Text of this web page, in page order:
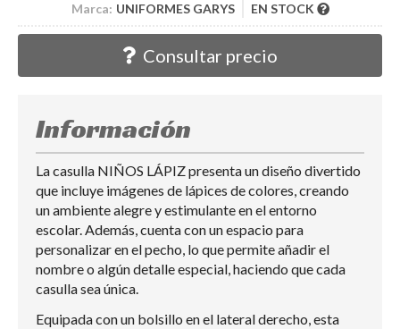
Marca: UNIFORMES GARYS EN STOCK
Consultar precio
Información
La casulla NIÑOS LÁPIZ presenta un diseño divertido
que incluye imágenes de lápices de colores, creando
un ambiente alegre y estimulante en el entorno
escolar. Además, cuenta con un espacio para
personalizar en el pecho, lo que permite añadir el
nombre o algún detalle especial, haciendo que cada
casulla sea única.
Equipada con un bolsillo en el lateral derecho, esta